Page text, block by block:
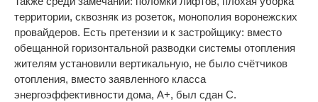
территории, сквозняк из розеток, монополия воронежских
провайдеров. Есть претензии и к застройщику: вместо
обещанной горизонтальной разводки системы отопления
жителям установили вертикальную, не было счётчиков
отопления, вместо заявленного класса
энергоэффективности дома, А+, был сдан С.